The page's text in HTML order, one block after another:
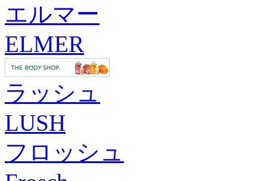
エルマー
ELMER
ラッシュ
LUSH
フロッシュ